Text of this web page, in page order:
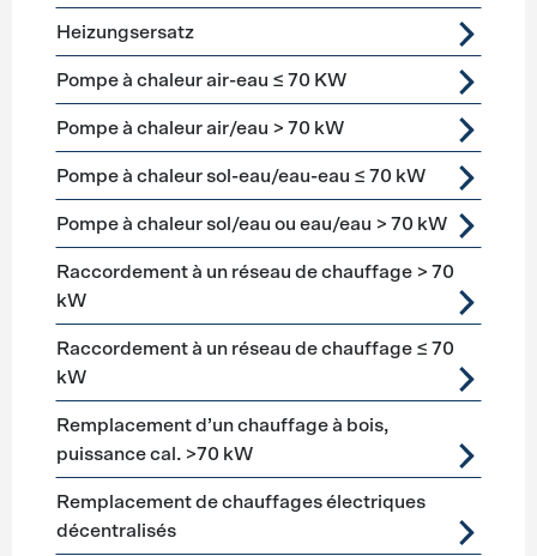
Heizungsersatz
Pompe à chaleur air-eau ≤ 70 KW
Pompe à chaleur air/eau > 70 kW
Pompe à chaleur sol-eau/eau-eau ≤ 70 kW
Pompe à chaleur sol/eau ou eau/eau > 70 kW
Raccordement à un réseau de chauffage > 70
kW
Raccordement à un réseau de chauffage ≤ 70
kW
Remplacement d’un chauffage à bois,
puissance cal. >70 kW
Remplacement de chauffages électriques
décentralisés